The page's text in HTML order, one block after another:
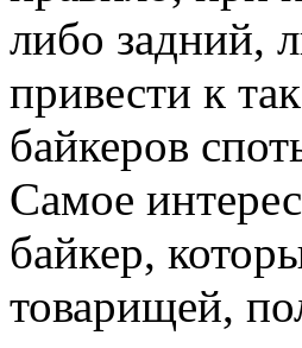
либо задний,
привести к
байкеров
Самое
байкер,
товарищей,